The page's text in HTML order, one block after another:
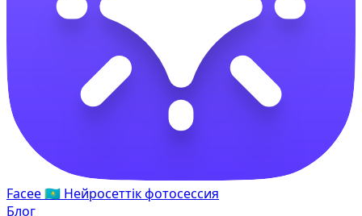
Facee🇰🇿 Нейросеттік фотосессия
Блог